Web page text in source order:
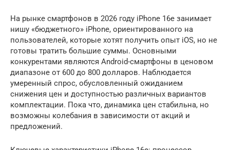
На рынке смартфонов в 2026 году iPhone 16e занимает
нишу «бюджетного» iPhone, ориентированного на
пользователей, которые хотят получить опыт iOS, но не
готовы тратить большие суммы. Основными
конкурентами являются Android-смартфоны в ценовом
диапазоне от 600 до 800 долларов. Наблюдается
умеренный спрос, обусловленный ожиданием
снижения цен и доступностью различных вариантов
комплектации. Пока что, динамика цен стабильна, но
возможны колебания в зависимости от акций и
предложений.